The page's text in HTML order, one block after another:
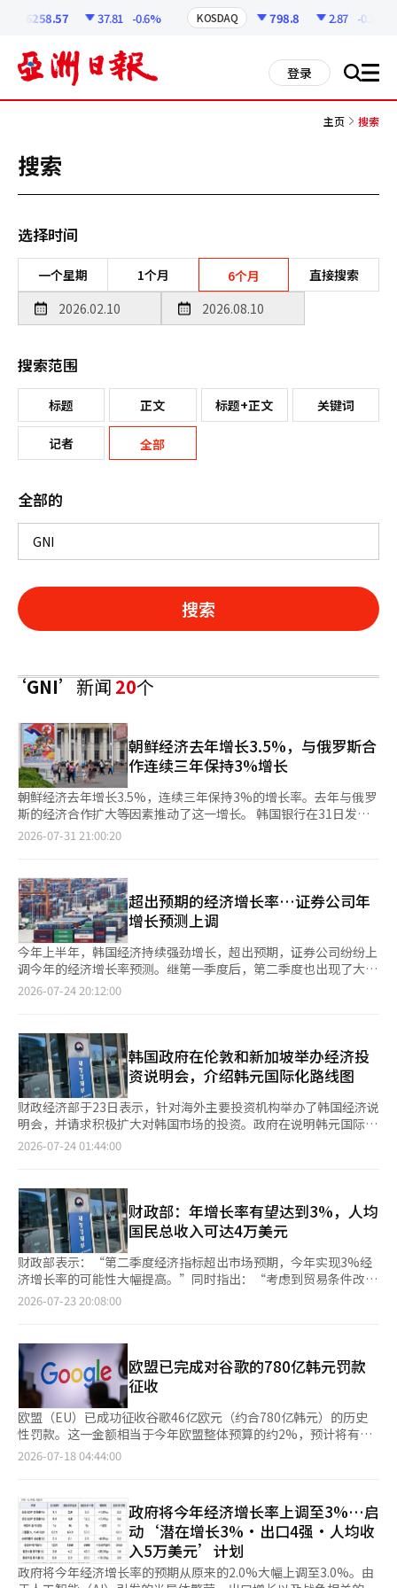
6258.57 37.81 -0.6% KOSDAQ 798.8 2.87 -0.36%
登录 搜 all
主页 搜索
搜索
选择时间
一个星期 1个月 6个月 直接搜索
搜索范围
标题 正文 标题+正文 关键词
记者 全部
全部的
搜索
‘GNI’新闻20个
朝鲜经济去年增长3.5%，与俄罗斯合
作连续三年保持3%增长
朝鲜经济去年增长3.5%，连续三年保持3%的增长率。去年与俄罗
斯的经济合作扩大等因素推动了这一增长。 韩国银行在31日发布
的《2025年朝鲜经济增长率估算结果》报告中指出，去年朝鲜的
于恢复增长，2023年增长3.1%，2024年预计增长3.7%，连续三
年保持3%的增长。 韩国银行表示：“朝俄经济合作的扩大、对中
国贸易的增加以及国家政策项目的推进等因素为朝鲜经济的连续增
长提供了动力。” 韩国银行国民收入总括团队负责人徐正锡表
示：“从外部来看，朝俄经济合作的扩大和对中国贸易的增加推动
了经济增长。”他补充道：“武器出口的增加促进了制造业及其上
下游相关产业的生产，同时交通网络的扩展也促进了旅游、住宿和
餐饮等服务业的增长。”他还提到：“向俄罗斯派遣劳动力和派兵
指出：“从内部来看，国家政策项目的推进效果显著。”根据朝鲜
的“地方发展20×10政策”，地方轻工业工厂的建设得到扩大，
轻工业投资增加，消费品的生产和出口也随之增长。 去年，朝鲜
的经济增长在制造业、建筑业等行业持续增长，而农业、林业和渔
业则转向增长，矿业等行业的增长速度则放缓。 在制造业中，重
化工业增长7.8%，轻工业增长3.8%，创下自2022年以来的最高水
平。农业、林业和渔业以种植业为主增长3.6%。建筑业因非住宅
建筑和土木工程的增加而增长6.3%。 矿业仅增长1.6%，为2021
领域增长1.8%，创下自1994年以来（2.3%）的最高增幅。 去年
朝鲜的名义GDP构成中，农业、林业和渔业（20.9%→21.2%）、
电力、燃气和水务（7.2%→7.4%）等行业的比重有所扩大，但矿
工业（30.5%→30.1%）、服务业（29.8%→29.6%）等行业的比
重则有所缩小。 去年朝鲜的国民总收入（名义GNI）为48万5000
亿朝鲜元，仅为韩国（2717万1000亿朝鲜元）的约56分之一，约
占1.8%。人均国民总收入为187万3000朝鲜元，比上年增长
9.0%，但仅为韩国（5257万朝鲜元）的28分之一（3.6%）。 去
亿美元）主要集中在药品、假发、玩具和运动用品等，增长
30.0%；进口（266亿美元）主要集中在服装、动植物油等，增长
13.9%。 去年南北之间的往来几乎为零。2016年南北往来规模曾
达到3亿3260万美元，但自那年开城工业园关闭后急剧下降，2020
年降至390万美元，2021年降至110万美元，2022年降至10万美
元，自2023年起完全没有往来记录。※ 本报道经人工智能（AI）
系统翻译与编辑。
2026-07-31 21:00:20
超出预期的经济增长率…证券公司年
增长预测上调
今年上半年，韩国经济持续强劲增长，超出预期，证券公司纷纷上
调今年的经济增长率预测。继第一季度后，第二季度也出现了大幅
超出市场预期的“意外增长”，使得年增长率达到3%的可能性变
天，韩国银行发布的第二季度实际GDP增长率（初步值）为
0.6%，大幅超出市场预期和韩国银行的预测。 今年经济在上半年
表现出强劲的走势。第一季度的增长率由初步值1.7%上调至
1.8%，大幅超出预期。随后，第二季度的增长率为0.6%，是韩国
银行预测值（0.2%）的三倍。 通常情况下，前一季度的增长率较
高时，下一季度的增长往往会因基数效应而放缓，但今年在第一季
度1.8%的增长后，仍保持正增长，表明经济复苏的势头比预期更
为坚实。 特别是在第二季度，尽管受到中东战争导致国际油价上
负面因素，推动了经济增长。民间消费和出口也同时增长，内需和
净出口均对增长作出了贡献。 由于上半年的增长超出预期，证券
公司纷纷上调年增长率预测。现代汽车证券将今年的增长率预测从
2.7%上调至3.2%，梅里츠证券则将其从2.9%上调至3.4%，而新
韩投资证券则将其从3.1%上调至3.3%。韩国投资证券和新韩投资
证券分别预测为3.2%和3.1%，比之前高出0.5个百分点和0.4个百
分点。iM证券给出的预测为3.6%，为主要证券公司中最高，而代
信证券则预计增长为3.5%。 iM证券研究员朴相贤表示：“下半
的人工智能（AI）投资周期的持续等因素将使半导体出口的繁荣在
下半年继续。”他补充道：“特别是如果上半年半导体出口单价的
上涨推动了半导体出口，下半年半导体出口的数量将相对增加，从
而继续推动增长。” 韩国银行也表示，年增长3%的可能性大幅提
高。前一天，韩国银行的一位官员表示：“即使第三季度和第四季
度的平均增长率仅为-0.1%，也能实现年增长3%的目标。”副总
理兼财政经济部长具允哲当天也表示：“今年实现年增长3%和人
均国民收入（GNI）达到4万美元的可能性非常高。” 市场关注
3.3%，但实际上半年增长率预计已达到同比约3.8%的水平。
Kiwoom证券研究员金裕美表示：“考虑到上半年增长率比最初预
测高出0.5个百分点以上，预计8月发布的韩国银行经济展望中，增
长率将较大幅度上调。”她预测：“年增长率也将接近政府的预测
值，约为3.0%。”※ 本报道经人工智能（AI）系统翻译与编辑。
2026-07-24 20:12:00
韩国政府在伦敦和新加坡举办经济投
资说明会，介绍韩元国际化路线图
财政经济部于23日表示，针对海外主要投资机构举办了韩国经济说
明会，并请求积极扩大对韩国市场的投资。政府在说明韩元国际化
路线图和外汇市场改革方向的同时，决定新设一个与海外投资者常
说明会吸引了全球最大资产管理公司黑石、阿蒙迪、施罗德、主要
主权财富基金以及高盛、汇丰、摩根大通等全球投资银行的相关人
士参加。 文管理官强调：“今年实际国内生产总值（GDP）增长
率预计将达到3%，是近五年来的最高水平，名义GDP也预计将以
约30年来的最高增幅12.3%增长。”他指出，“我们正朝着成为全
球第五大出口国、创下历史最高的经常账户盈余，以及以半导体为
中心的设备投资扩大等目标迈进。” 他还介绍了下半年经济增长
战略的核心目标——“3·4·5战略”。政府计划恢复潜在增长率
美元，推动宏观经济稳定、供应链和能源安全增强、增长动力扩
充、区域均衡发展和结构改革等。 文管理官表示：“船舶和半导
体企业扩大现货和期货的卖出等外汇供需变化，可能不会只是暂时
现象。”他认为：“目前韩元的价值相对于韩国经济的基本面被低
估，因此存在进一步升值的可能性。” 关于中东地区的地缘政治
不确定性，他表示：“考虑到我们经济对能源进口的高度依赖，将
扩大核心产品的国内生产和战略储备，并通过海外生产设施投资和
长期采购合同等方式加强供应链和能源安全。” 此外，文管理官
（GFXD）会员机构举办了外汇市场说明会。他详细介绍了韩国政
府在外汇市场改革方面的推进情况，包括RFI制度的改善，以及最
近发布的韩元国际化路线图，旨在使韩元在海外更自由地持有、交
易和融资。 文管理官表示：“我们将建立基础设施，使外国投资
者能够通过海外现有交易银行方便地交易、持有和结算韩元。”他
还表示：“将推动以民间金融机构为中心的流动性供应和市场参与
2026-07-24 01:44:00
财政部：年增长率有望达到3%，人均
国民总收入可达4万美元
财政部表示：“第二季度经济指标超出市场预期，今年实现3%经
济增长率的可能性大幅提高。”同时指出：“考虑到贸易条件改善
带来的实际国内总收入（GDI）增长，人均国民总收入（GNI）达
东战争的影响，但在以半导体为中心的出口强劲和政府政策推动
下，内需恢复，经济保持了稳健的增长。” 根据韩国银行的数
据，今年第二季度实际GDP增长率（初步数据）为0.6%，显著高
于5月韩国银行预测的0.2%。去年第四季度的季度增长率
为-0.1%，今年第一季度反弹至1.8%，第二季度继续保持正增长。
财政部解释称：“半导体繁荣带动了出口增长，外国游客的增加也
推动了经济增长，此外，追加预算和最高价格制度等政府政策的效
果使内需保持了稳健的走势。” 财政部还指出：“实际GDI大幅增
入条件的改善预计将支撑下半年的内需恢复。” 然而，财政部指
出，中东地区的地缘政治紧张局势和美国的关税政策被视为下半年
经济的主要下行风险。 财政部强调：“政府将密切关注外部风
险，确保下半年经济增长战略的主要政策任务顺利推进，以保持增
长势头。同时，将维持中东应急响应机制，全力支持物价稳定、应
对汇率和利率上升对弱势群体的影响，以及扩大青年就业等民生稳
2026-07-23 20:08:00
欧盟已完成对谷歌的780亿韩元罚款
征收
欧盟（EU）已成功征收谷歌46亿欧元（约合780亿韩元）的历史
性罚款。这一金额相当于今年欧盟整体预算的约2%，预计将有助
于减轻在经济衰退中面临财政困难的成员国的分担金负担。 根据7
年，欧盟委员会就因谷歌强迫智能手机制造商预装其搜索引擎和
Chrome浏览器，滥用市场主导地位而对其处以巨额罚款。谷歌对
此提出异议，并进行了长达8年的法律斗争，但最终未能推翻判
决。 谷歌支付的罚款将立即纳入欧盟的共同财政中。欧盟委员会
相关人士表示：“此次罚款收入将反映在下半年公布的预算修正案
2026-07-18 04:44:00
政府将今年经济增长率上调至3%…启
动‘潜在增长3%·出口4强·人均收
入5万美元’计划
政府将今年经济增长率的预期从原来的2.0%大幅上调至3.0%。由